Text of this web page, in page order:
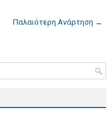
Παλαιότερη Ανάρτηση →